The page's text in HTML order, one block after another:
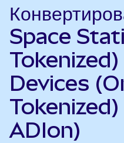
Space
Devices
ADIon)